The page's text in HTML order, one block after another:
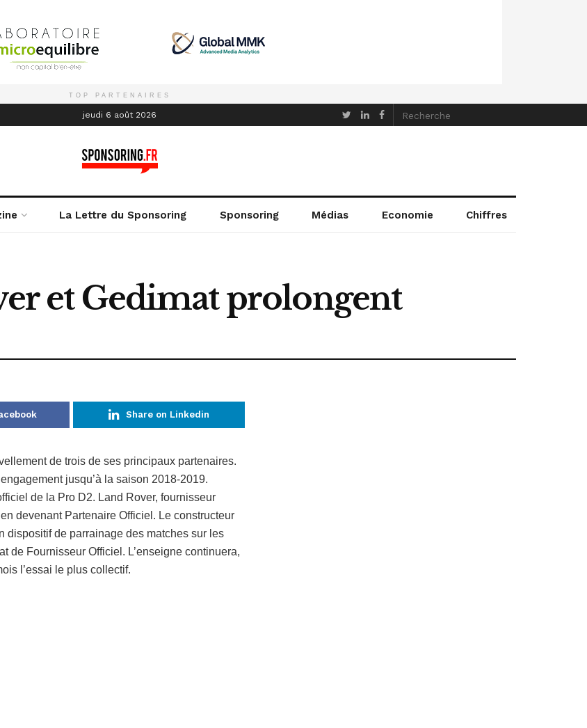
TOP PARTENAIRES
jeudi 6 août 2026
La Lettre du Sponsoring Sponsoring Médias Economie Chiffres
et Gedimat prolongent
Share on Linkedin
de trois de ses principaux partenaires.
jusqu’à la saison 2018-2019.
de la Pro D2. Land Rover, fournisseur
devenant Partenaire Officiel. Le constructeur
dispositif de parrainage des matches sur les
de Fournisseur Officiel. L’enseigne continuera,
l’essai le plus collectif.